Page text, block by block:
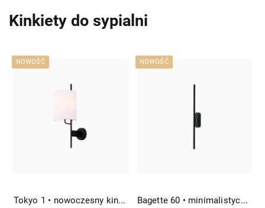
Kinkiety do sypialni
Tokyo 1 • nowoczesny kinkiet z abażurem z tkaniny kol. białego wys. 57 cm
NOWOŚĆ
Bagette 60 • minimalistyczna lampa ścienna/sufitowa LED wys. 60cm kol. czarnego
NOWOŚĆ